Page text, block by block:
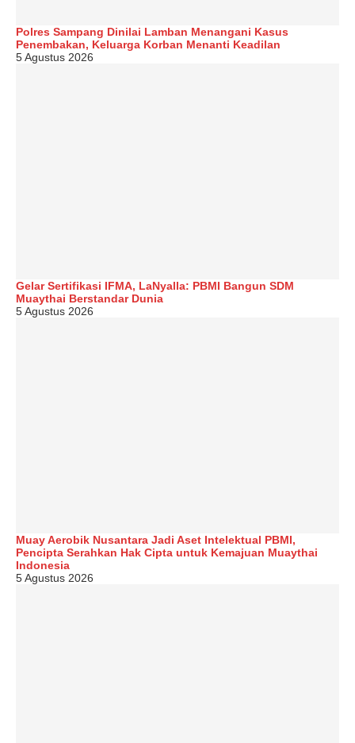
Polres Sampang Dinilai Lamban Menangani Kasus
Penembakan, Keluarga Korban Menanti Keadilan
5 Agustus 2026
Gelar Sertifikasi IFMA, LaNyalla: PBMI Bangun SDM
Muaythai Berstandar Dunia
5 Agustus 2026
Muay Aerobik Nusantara Jadi Aset Intelektual PBMI,
Pencipta Serahkan Hak Cipta untuk Kemajuan Muaythai
Indonesia
5 Agustus 2026